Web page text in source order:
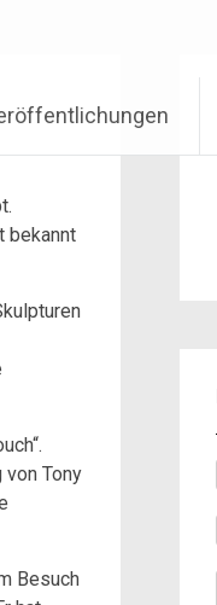
bekannt
Tony
Besuch